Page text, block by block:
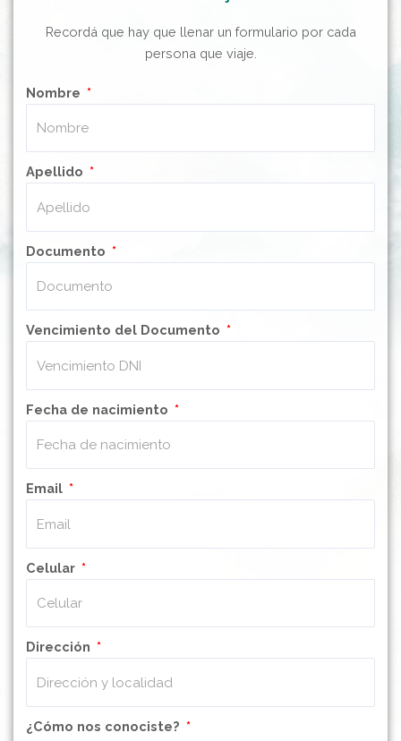
Recordá que hay que llenar un formulario por cada
persona que viaje.
Nombre
Apellido
Documento
Vencimiento del Documento
Fecha de nacimiento
Email
Celular
Dirección
¿Cómo nos conociste?